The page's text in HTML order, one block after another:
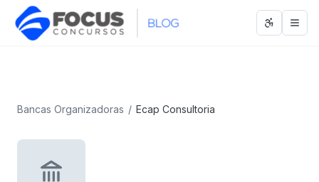
Abrir
Bancas Organizadoras / Ecap Consultoria